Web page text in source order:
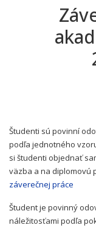
Študenti sú povinní
podľa jednotného
si študenti objednať
väzba a na diplomovú
záverečnej práce
Študent je povinný
náležitosťami podľa